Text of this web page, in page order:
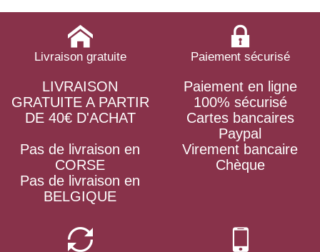
Livraison gratuite
LIVRAISON
GRATUITE A PARTIR
DE 40€ D'ACHAT
Pas de livraison en
CORSE
Pas de livraison en
BELGIQUE
Paiement sécurisé
Paiement en ligne
100% sécurisé
Cartes bancaires
Paypal
Virement bancaire
Chèque